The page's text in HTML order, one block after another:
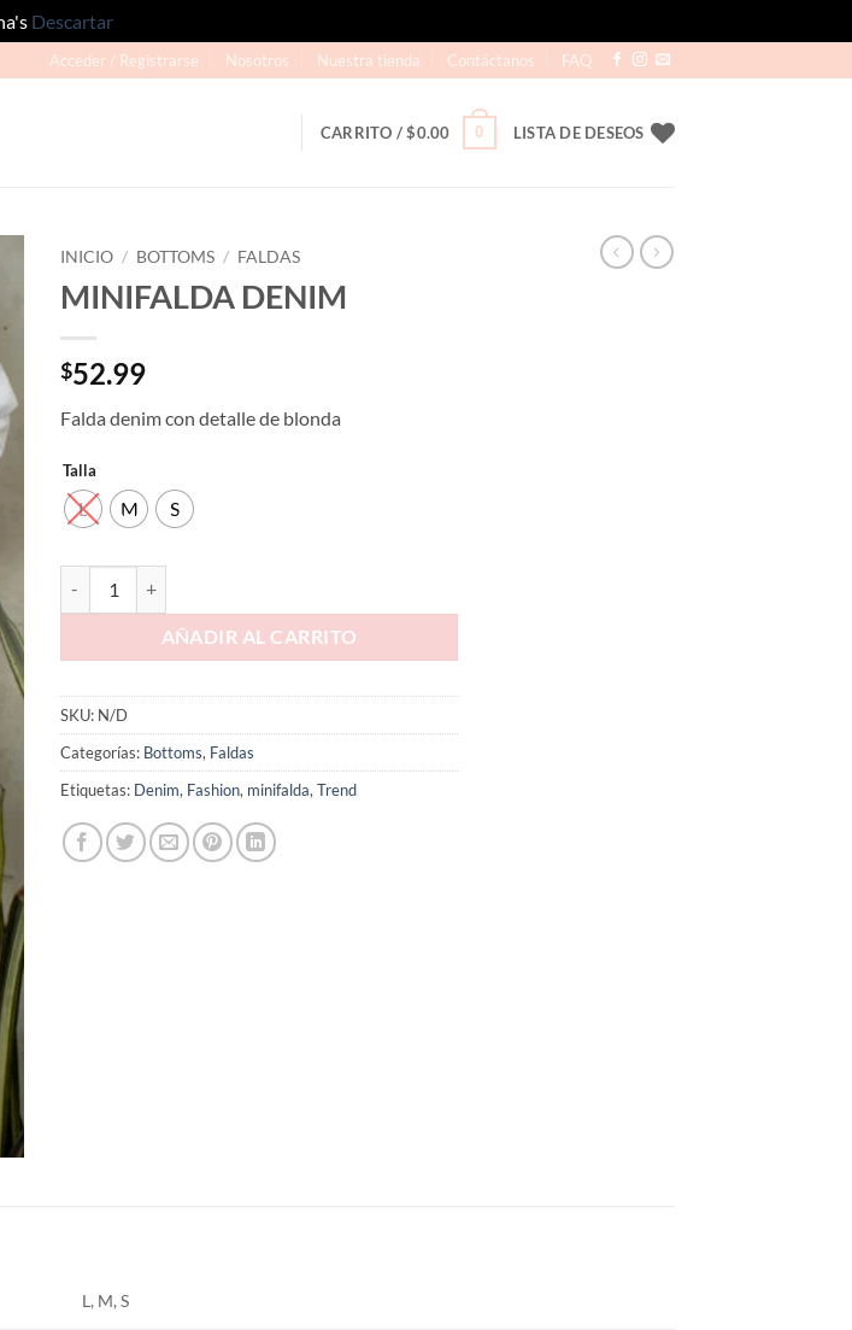
Descartar
Acceder / Registrarse Nosotros Nuestra tienda Contáctanos FAQ
CARRITO /$0.00 0 LISTA DE DESEOS
INICIO / BOTTOMS / FALDAS
MINIFALDA DENIM
$52.99
Falda denim con detalle de blonda
Talla
L M S
AÑADIR AL CARRITO
SKU: N/D
Categorías: Bottoms, Faldas
Etiquetas: Denim, Fashion, minifalda, Trend
L, M, S